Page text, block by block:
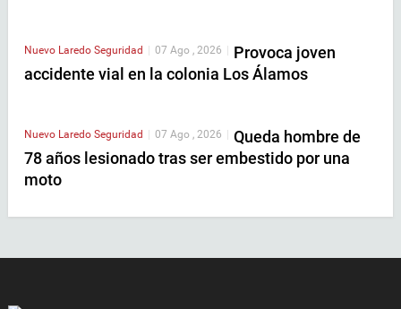
Nuevo Laredo Seguridad | 07 Ago , 2026 | Provoca joven
accidente vial en la colonia Los Álamos
Nuevo Laredo Seguridad 07 Ago , 2026
Queda hombre de
78 años lesionado tras ser embestido por una
moto